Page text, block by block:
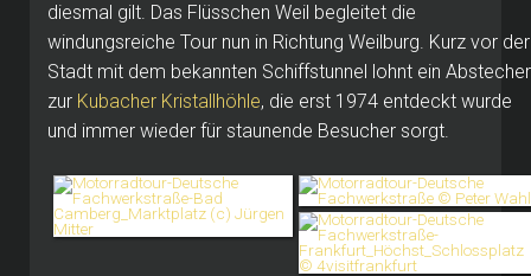
diesmal gilt. Das Flüsschen Weil begleitet die
windungsreiche Tour nun in Richtung Weilburg. Kurz vor der
Stadt mit dem bekannten Schiffstunnel lohnt ein Abstecher
zur Kubacher Kristallhöhle, die erst 1974 entdeckt wurde
und immer wieder für staunende Besucher sorgt.